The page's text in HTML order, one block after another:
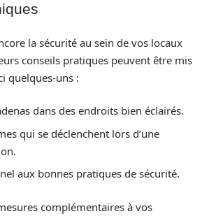
la sécurité au sein de vos locaux
conseils pratiques peuvent être mis
quelques-uns :
dans des endroits bien éclairés.
qui se déclenchent lors d’une
aux bonnes pratiques de sécurité.
complémentaires à vos